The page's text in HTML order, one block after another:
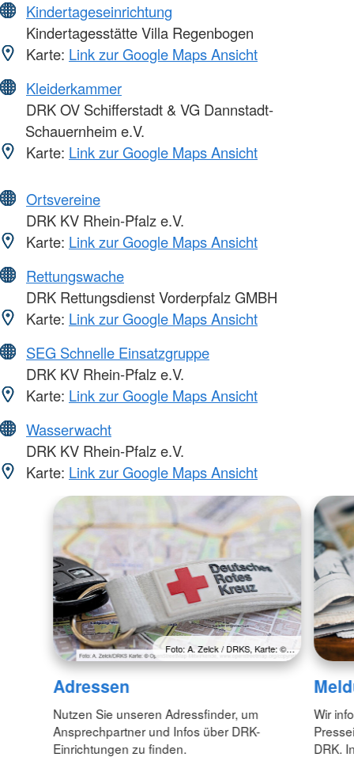
Kindertageseinrichtung
Kindertagesstätte Villa Regenbogen
Karte: Link zur Google Maps Ansicht
Kleiderkammer
DRK OV Schifferstadt & VG Dannstadt-
Schauernheim e.V.
Karte: Link zur Google Maps Ansicht
Ortsvereine
DRK KV Rhein-Pfalz e.V.
Karte: Link zur Google Maps Ansicht
Rettungswache
DRK Rettungsdienst Vorderpfalz GMBH
Karte: Link zur Google Maps Ansicht
SEG Schnelle Einsatzgruppe
DRK KV Rhein-Pfalz e.V.
Karte: Link zur Google Maps Ansicht
Wasserwacht
DRK KV Rhein-Pfalz e.V.
Karte: Link zur Google Maps Ansicht
Foto: A. Zelck / DRKS, Karte: ©…
Adressen
Nutzen Sie unseren Adressfinder, um
Ansprechpartner und Infos über DRK-
Einrichtungen zu finden.
Wir
DRK.